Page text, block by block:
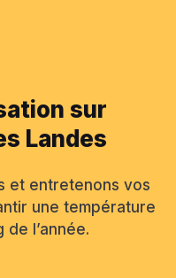
sur
Landes
et entretenons vos
une température
l’année.